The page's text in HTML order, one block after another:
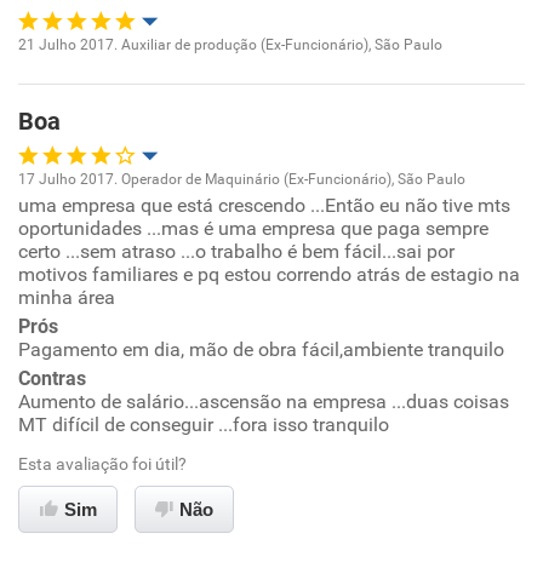
Recomenda esta empresa
Recomenda a diretoria
Ambiente de trabalho
Conciliação com a vida familiar
Benefícios
21 Julho 2017. Auxiliar de produção (Ex-Funcionário), São Paulo
Boa
Oportunidade de promoção
Ambiente de trabalho
Conciliação com a vida familiar
Benefícios
17 Julho 2017. Operador de Maquinário (Ex-Funcionário), São Paulo
uma empresa que está crescendo ...Então eu não tive mts
oportunidades ...mas é uma empresa que paga sempre
certo ...sem atraso ...o trabalho é bem fácil...sai por
motivos familiares e pq estou correndo atrás de estagio na
minha área
Prós
Pagamento em dia, mão de obra fácil,ambiente tranquilo
Contras
Aumento de salário...ascensão na empresa ...duas coisas
MT difícil de conseguir ...fora isso tranquilo
Esta avaliação foi útil?
Sim Não